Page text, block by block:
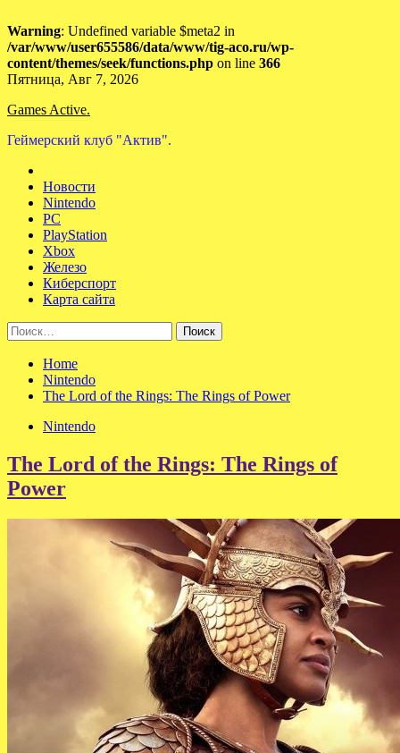
Warning: Undefined variable $meta2 in
/var/www/user655586/data/www/tig-aco.ru/wp-
content/themes/seek/functions.php on line 366
Skip
content
Пятница, Авг 7, 2026
Games Active.
Геймерский клуб "Актив".
Новости
Nintendo
PC
PlayStation
Xbox
Железо
Киберспорт
Карта сайта
Найти:
Home
Nintendo
The Lord of the Rings: The Rings of Power
Nintendo
The Lord of the Rings: The Rings of
Power